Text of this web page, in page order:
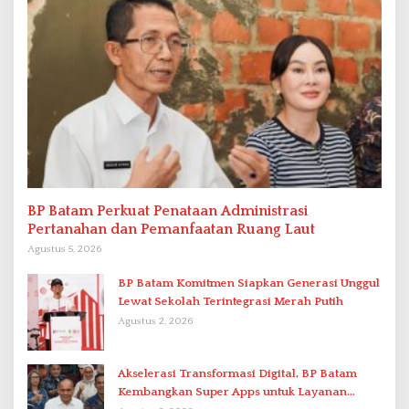
BP Batam Perkuat Penataan Administrasi
Pertanahan dan Pemanfaatan Ruang Laut
Agustus 5, 2026
BP Batam Komitmen Siapkan Generasi Unggul
Lewat Sekolah Terintegrasi Merah Putih
Agustus 2, 2026
Akselerasi Transformasi Digital, BP Batam
Kembangkan Super Apps untuk Layanan